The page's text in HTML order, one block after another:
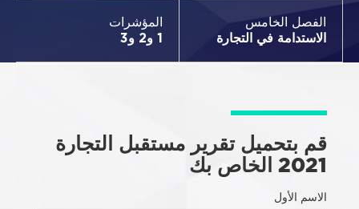
الفصل الخامس
الاستدامة في التجارة
المؤشرات
1 و2 و3
قم بتحميل تقرير مستقبل التجارة
2021 الخاص بك
الاسم الأول